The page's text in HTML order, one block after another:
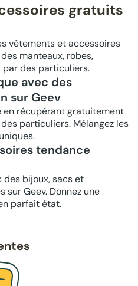
gratuits
vêtements et accessoires
manteaux, robes,
par des particuliers.
avec des
sur Geev
en récupérant gratuitement
particuliers. Mélangez les
tendance
des bijoux, sacs et
Geev. Donnez une
parfait état.